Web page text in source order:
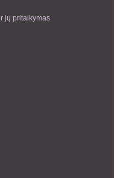
jų pritaikymas